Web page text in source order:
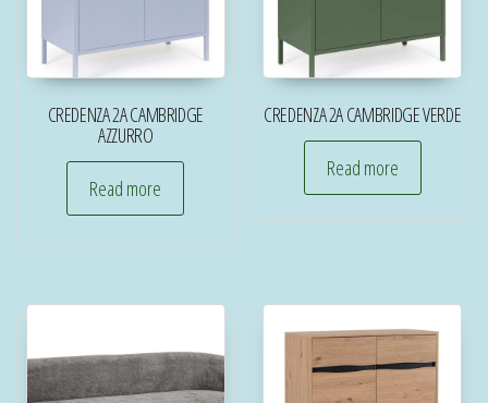
CREDENZA 2A CAMBRIDGE
AZZURRO
Read more
CREDENZA 2A CAMBRIDGE VERDE
Read more